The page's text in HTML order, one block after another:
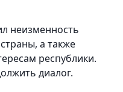
неизменность
а также
республики.
диалог.